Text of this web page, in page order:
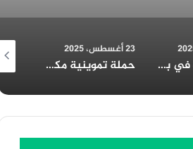
23 أغسطس، 2025